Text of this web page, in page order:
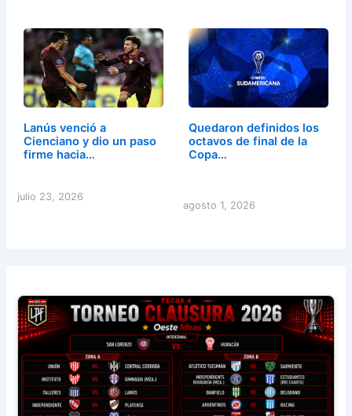
Lanús venció a
Cienciano y dio un paso
firme hacia…
julio 23, 2026
Quedaron definidos los
octavos de final de la
Copa…
agosto 1, 2026